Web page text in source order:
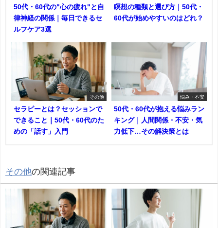
50代・60代の"心の疲れ"と自
律神経の関係｜毎日できるセ
ルフケア3選
瞑想の種類と選び方｜50代・
60代が始めやすいのはどれ？
その他
セラピーとは？セッションで
できること｜50代・60代のた
めの「話す」入門
悩み・不安
50代・60代が抱える悩みラン
キング｜人間関係・不安・気
力低下…その解決策とは
その他の関連記事